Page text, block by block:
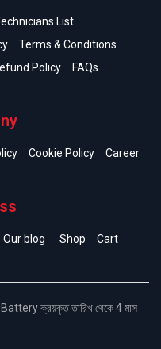
List
Terms & Conditions
Policy FAQs
Cookie Policy Career
Our blog Shop Cart
ক্রয়কৃত তারিখ থেকে 4 মাস